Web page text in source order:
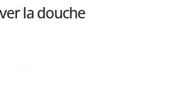
la douche